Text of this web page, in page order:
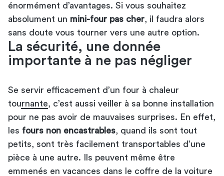
énormément d’avantages. Si vous souhaitez
absolument un mini-four pas cher , il faudra alors
sans doute vous tourner vers une autre option.
La sécurité, une donnée
importante à ne pas négliger
Se servir efficacement d’un four à chaleur
tournante , c’est aussi veiller à sa bonne installation
pour ne pas avoir de mauvaises surprises. En effet,
les fours non encastrables , quand ils sont tout
petits, sont très facilement transportables d’une
pièce à une autre. Ils peuvent même être
emmenés en vacances dans le coffre de la voiture